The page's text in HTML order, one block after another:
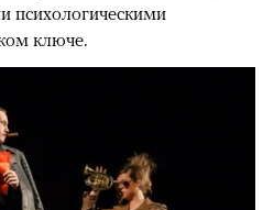
ключе.